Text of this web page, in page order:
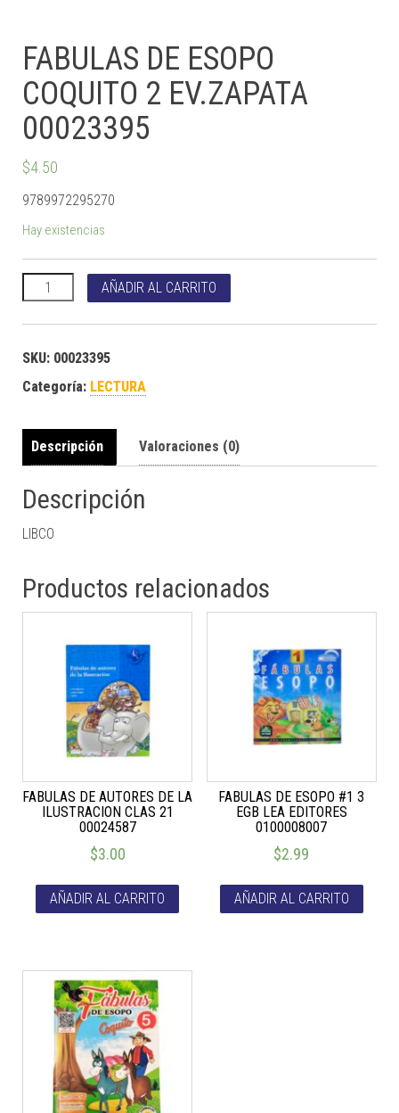
FABULAS DE ESOPO
COQUITO 2 EV.ZAPATA
00023395
$4.50
9789972295270
Hay existencias
FABULAS DE ESOPO COQUITO 2 EV.ZAPATA 00023395 cantidad
AÑADIR AL CARRITO
SKU: 00023395
Categoría: LECTURA
Descripción Valoraciones (0)
Descripción
LIBCO
Productos relacionados
FABULAS DE AUTORES DE LA
ILUSTRACION CLAS 21
00024587
$3.00
AÑADIR AL CARRITO
FABULAS DE ESOPO #1 3
EGB LEA EDITORES
0100008007
$2.99
AÑADIR AL CARRITO